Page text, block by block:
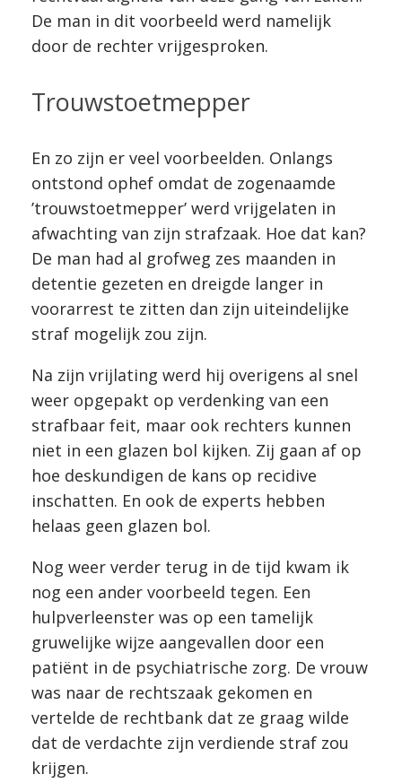
De man in dit voorbeeld werd namelijk
door de rechter vrijgesproken.
Trouwstoetmepper
En zo zijn er veel voorbeelden. Onlangs
ontstond ophef omdat de zogenaamde
’trouwstoetmepper’ werd vrijgelaten in
afwachting van zijn strafzaak. Hoe dat kan?
De man had al grofweg zes maanden in
detentie gezeten en dreigde langer in
voorarrest te zitten dan zijn uiteindelijke
straf mogelijk zou zijn.
Na zijn vrijlating werd hij overigens al snel
weer opgepakt op verdenking van een
strafbaar feit, maar ook rechters kunnen
niet in een glazen bol kijken. Zij gaan af op
hoe deskundigen de kans op recidive
inschatten. En ook de experts hebben
helaas geen glazen bol.
Nog weer verder terug in de tijd kwam ik
nog een ander voorbeeld tegen. Een
hulpverleenster was op een tamelijk
gruwelijke wijze aangevallen door een
patiënt in de psychiatrische zorg. De vrouw
was naar de rechtszaak gekomen en
vertelde de rechtbank dat ze graag wilde
dat de verdachte zijn verdiende straf zou
krijgen.